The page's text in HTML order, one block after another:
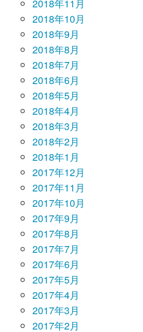
2018年11月
2018年10月
2018年9月
2018年8月
2018年7月
2018年6月
2018年5月
2018年4月
2018年3月
2018年2月
2018年1月
2017年12月
2017年11月
2017年10月
2017年9月
2017年8月
2017年7月
2017年6月
2017年5月
2017年4月
2017年3月
2017年2月